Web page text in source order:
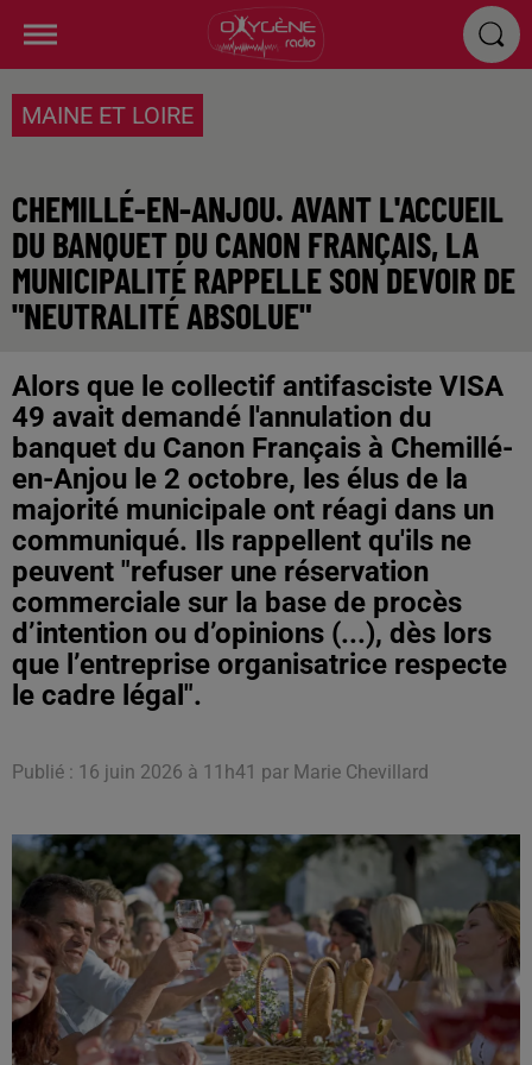
MAINE ET LOIRE
CHEMILLÉ-EN-ANJOU. AVANT L'ACCUEIL
DU BANQUET DU CANON FRANÇAIS, LA
MUNICIPALITÉ RAPPELLE SON DEVOIR DE
"NEUTRALITÉ ABSOLUE"
Alors que le collectif antifasciste VISA
49 avait demandé l'annulation du
banquet du Canon Français à Chemillé-
en-Anjou le 2 octobre, les élus de la
majorité municipale ont réagi dans un
communiqué. Ils rappellent qu'ils ne
peuvent "refuser une réservation
commerciale sur la base de procès
d’intention ou d’opinions (...), dès lors
que l’entreprise organisatrice respecte
le cadre légal".
Publié : 16 juin 2026 à 11h41 par Marie Chevillard